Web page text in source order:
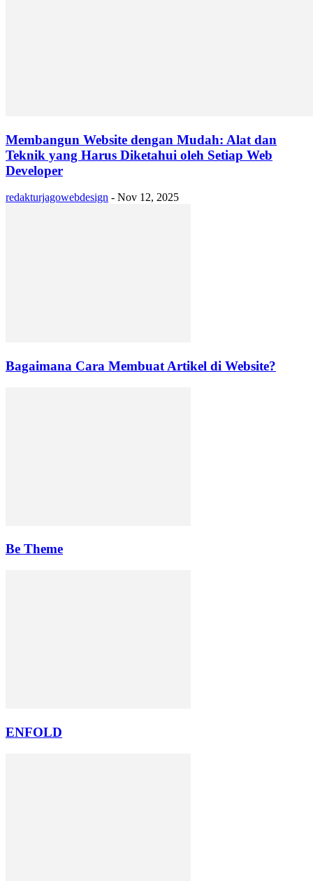
Membangun Website dengan Mudah: Alat dan
Teknik yang Harus Diketahui oleh Setiap Web
Developer
redakturjagowebdesign - Nov 12, 2025
Bagaimana Cara Membuat Artikel di Website?
Be Theme
ENFOLD